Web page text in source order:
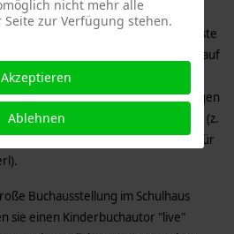
Volksschule Mitterfels-
ums Buch" durch. Jede Klasse befasste
Thema und präsentierte ihre Arbeit auf
wurden nach einem
B. Gespensterhöhle), Ausstellungen
Rollenspiele wurden eingeübt (z.
wurden geschrieben (z. B. für
Buchausstellung im Schulhaus
sie einen Kinderbuchautor "live"
nicht mehr alle
zur Verfügung stehen.
Akzeptieren
Ablehnen